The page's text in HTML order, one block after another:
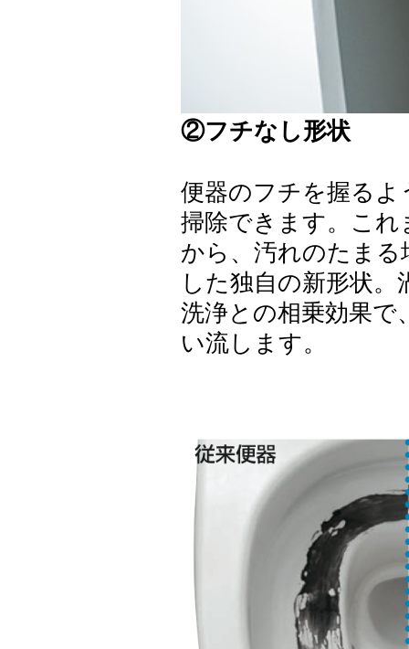
②フチなし形状
便器のフチを握る
掃除できます。こ
から、汚れのたま
した独自の新形状
洗浄との相乗効果
い流します。